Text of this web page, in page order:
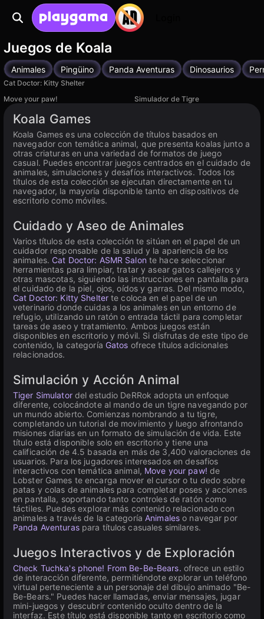
Juegos de Koala
Animales Pingüino Panda Aventuras Dinosaurios
Cat Doctor: Kitty Shelter
Move your paw!
Simulador de Tigre
Koala Games
Koala Games es una colección de títulos basados en
navegador con temática animal, que presenta koalas junto a
otras criaturas en una variedad de formatos de juego
casual. Puedes encontrar juegos centrados en el cuidado de
animales, simulaciones y desafíos interactivos. Todos los
títulos de esta colección se ejecutan directamente en tu
navegador, la mayoría disponible tanto en dispositivos de
escritorio como móviles.
Cuidado y Aseo de Animales
Varios títulos de esta colección te sitúan en el papel de un
cuidador responsable de la salud y la apariencia de los
animales. Cat Doctor: ASMR Salon te hace seleccionar
herramientas para limpiar, tratar y asear gatos callejeros y
otras mascotas, siguiendo las instrucciones en pantalla para
el cuidado de la piel, ojos, oídos y garras. Del mismo modo,
Cat Doctor: Kitty Shelter te coloca en el papel de un
veterinario donde cuidas a los animales en un entorno de
refugio, utilizando un ratón o entrada táctil para completar
tareas de aseo y tratamiento. Ambos juegos están
disponibles en escritorio y móvil. Si disfrutas de este tipo de
contenido, la categoría Gatos ofrece títulos adicionales
relacionados.
Simulación y Acción Animal
Tiger Simulatordel estudio DeRRok adopta un enfoque
diferente, colocándote al mando de un tigre navegando por
un mundo abierto. Comienzas nombrando a tu tigre,
completando un tutorial de movimiento y luego afrontando
misiones diarias en un formato de simulación de vida. Este
título está disponible solo en escritorio y tiene una
calificación de 4.5 basada en más de 3,400 valoraciones de
usuarios. Para los jugadores interesados en desafíos
interactivos con temática animal, Move your paw! de
Lobster Games te encarga mover el cursor o tu dedo sobre
patas y colas de animales para completar poses y acciones
en pantalla, soportando tanto controles de ratón como
táctiles. Puedes explorar más contenido relacionado con
animales a través de la categoríaAnimales o navegar por
Panda Aventuraspara títulos casuales similares.
Juegos Interactivos y de Exploración
Check Tuchka's phone! From Be-Be-Bears. ofrece un estilo
de interacción diferente, permitiéndote explorar un teléfono
virtual perteneciente a un personaje del dibujo animado "Be-
Be-Bears." Puedes hacer llamadas, enviar mensajes, jugar
mini-juegos y descubrir contenido oculto dentro de la
interfaz. Este título está disponible tanto en escritorio como